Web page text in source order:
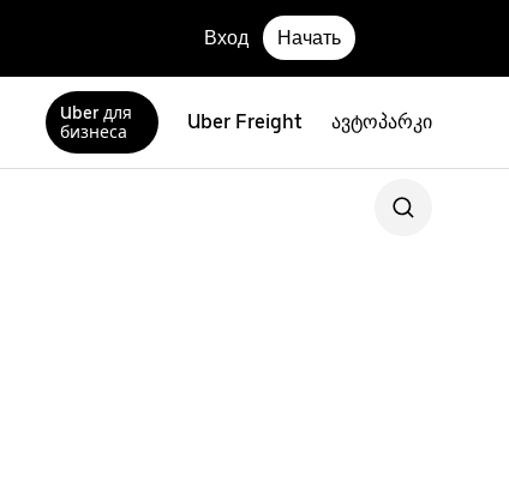
Вход Начать
Uber для
бизнеса
Uber Freight ავტოპარკი